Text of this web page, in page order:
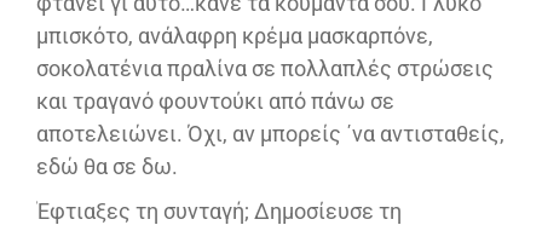
μπισκότο, ανάλαφρη κρέμα μασκαρπόνε,
σοκολατένια πραλίνα σε πολλαπλές στρώσεις
και τραγανό φουντούκι από πάνω σε
αποτελειώνει. Όχι, αν μπορείς ΄να αντισταθείς,
εδώ θα σε δω.
Έφτιαξες τη συνταγή; Δημοσίευσε τη